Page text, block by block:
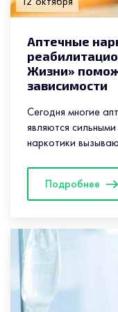
Аптечные
Жизни»
зависимости
Сегодня многие
являются
наркотики
вылечиться от
Подробнее